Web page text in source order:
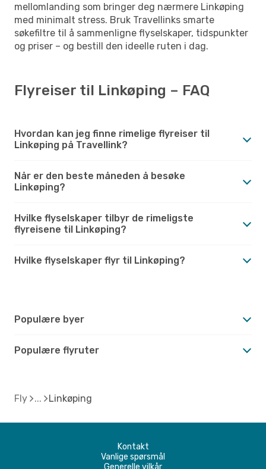
mellomlanding som bringer deg nærmere Linkøping
med minimalt stress. Bruk Travellinks smarte
søkefiltre til å sammenligne flyselskaper, tidspunkter
og priser – og bestill den ideelle ruten i dag.
Flyreiser til Linkøping – FAQ
Hvordan kan jeg finne rimelige flyreiser til
Linkøping på Travellink?
Når er den beste måneden å besøke
Linkøping?
Hvilke flyselskaper tilbyr de rimeligste
flyreisene til Linkøping?
Hvilke flyselskaper flyr til Linkøping?
Populære byer
Populære flyruter
Fly Linkøping
Kontakt
Vanlige spørsmål
Generelle vilkår